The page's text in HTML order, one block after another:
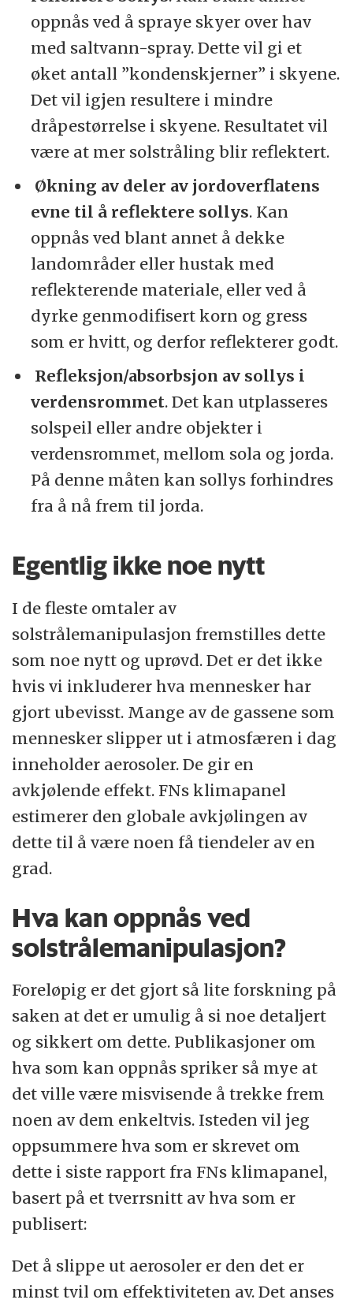
oppnås ved å spraye skyer over hav
med saltvann-spray. Dette vil gi et
øket antall ”kondenskjerner” i skyene.
Det vil igjen resultere i mindre
dråpestørrelse i skyene. Resultatet vil
være at mer solstråling blir reflektert.
Økning av deler av jordoverflatens
evne til å reflektere sollys. Kan
oppnås ved blant annet å dekke
landområder eller hustak med
reflekterende materiale, eller ved å
dyrke genmodifisert korn og gress
som er hvitt, og derfor reflekterer godt.
Refleksjon/absorbsjon av sollys i
verdensrommet. Det kan utplasseres
solspeil eller andre objekter i
verdensrommet, mellom sola og jorda.
På denne måten kan sollys forhindres
fra å nå frem til jorda.
Egentlig ikke noe nytt
I de fleste omtaler av
solstrålemanipulasjon fremstilles dette
som noe nytt og uprøvd. Det er det ikke
hvis vi inkluderer hva mennesker har
gjort ubevisst. Mange av de gassene som
mennesker slipper ut i atmosfæren i dag
inneholder aerosoler. De gir en
avkjølende effekt. FNs klimapanel
estimerer den globale avkjølingen av
dette til å være noen få tiendeler av en
grad.
Hva kan oppnås ved
solstrålemanipulasjon?
Foreløpig er det gjort så lite forskning på
saken at det er umulig å si noe detaljert
og sikkert om dette. Publikasjoner om
hva som kan oppnås spriker så mye at
det ville være misvisende å trekke frem
noen av dem enkeltvis. Isteden vil jeg
oppsummere hva som er skrevet om
dette i siste rapport fra FNs klimapanel,
basert på et tverrsnitt av hva som er
publisert:
Det å slippe ut aerosoler er den det er
minst tvil om effektiviteten av. Det anses